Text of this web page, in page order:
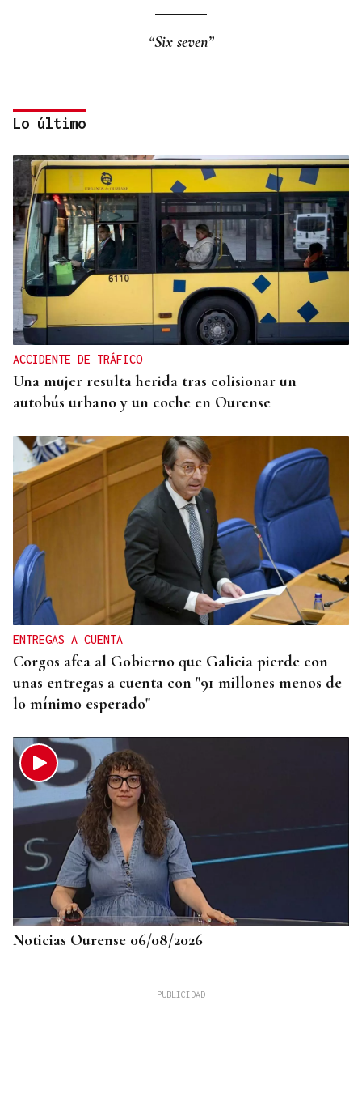
“Six seven”
Eduardo Medrano
Primera carrera de Ascot
Lo último
ACCIDENTE DE TRÁFICO
Una mujer resulta herida tras colisionar un
autobús urbano y un coche en Ourense
ENTREGAS A CUENTA
Corgos afea al Gobierno que Galicia pierde con
unas entregas a cuenta con "91 millones menos de
lo mínimo esperado"
Noticias Ourense 06/08/2026